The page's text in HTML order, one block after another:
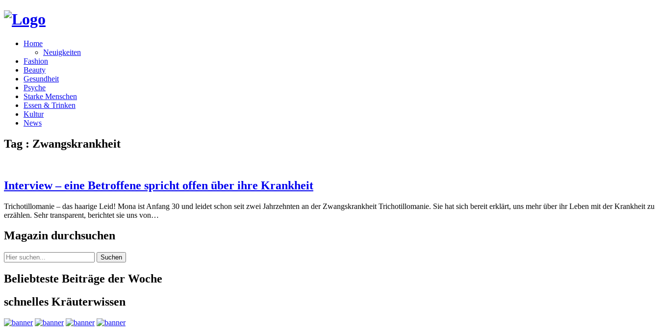
Home
Neuigkeiten
Fashion
Beauty
Gesundheit
Psyche
Starke Menschen
Essen & Trinken
Kultur
News
Tag : Zwangskrankheit
Interview – eine Betroffene spricht offen über ihre Krankheit
Trichotillomanie – das haarige Leid! Mona ist Anfang 30 und leidet schon seit zwei Jahrzehnten an der Zwangskrankheit Trichotillomanie. Sie hat sich bereit erklärt, uns mehr über ihr Leben mit der Krankheit zu
erzählen. Sehr transparent, berichtet sie uns von…
Magazin durchsuchen
Suchen
Beliebteste Beiträge der Woche
schnelles Kräuterwissen